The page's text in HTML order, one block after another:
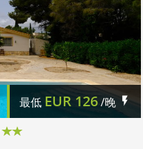
最低 EUR 126/晚